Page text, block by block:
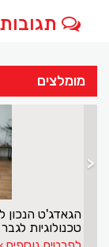
תגובות
מומלצים
לבנות אותו"
<